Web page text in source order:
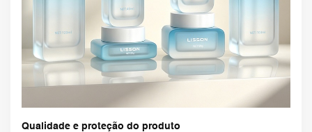
Qualidade e proteção do produto